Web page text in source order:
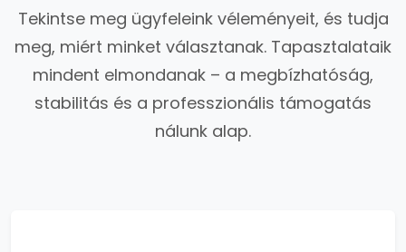
Tekintse meg ügyfeleink véleményeit, és tudja
meg, miért minket választanak. Tapasztalataik
mindent elmondanak – a megbízhatóság,
stabilitás és a professzionális támogatás
nálunk alap.